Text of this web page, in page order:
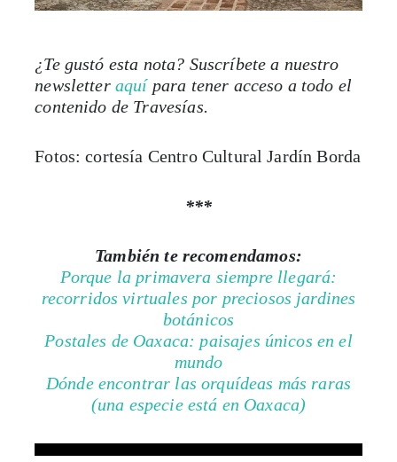
¿Te gustó esta nota? Suscríbete a nuestro
newsletter aquípara tener acceso a todo el
contenido de Travesías.
Fotos: cortesía Centro Cultural Jardín Borda
***
También te recomendamos:
Porque la primavera siempre llegará:
recorridos virtuales por preciosos jardines
botánicos
Postales de Oaxaca: paisajes únicos en el
mundo
Dónde encontrar las orquídeas más raras
(una especie está en Oaxaca)